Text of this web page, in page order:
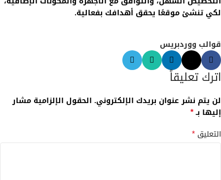
لكي تنشئ موقعًا يحقق أهدافك بفعالية.
قوالب ووردبريس
اترك تعليقاً
لن يتم نشر عنوان بريدك الإلكتروني. الحقول الإلزامية مشار
إليها بـ*
التعليق *